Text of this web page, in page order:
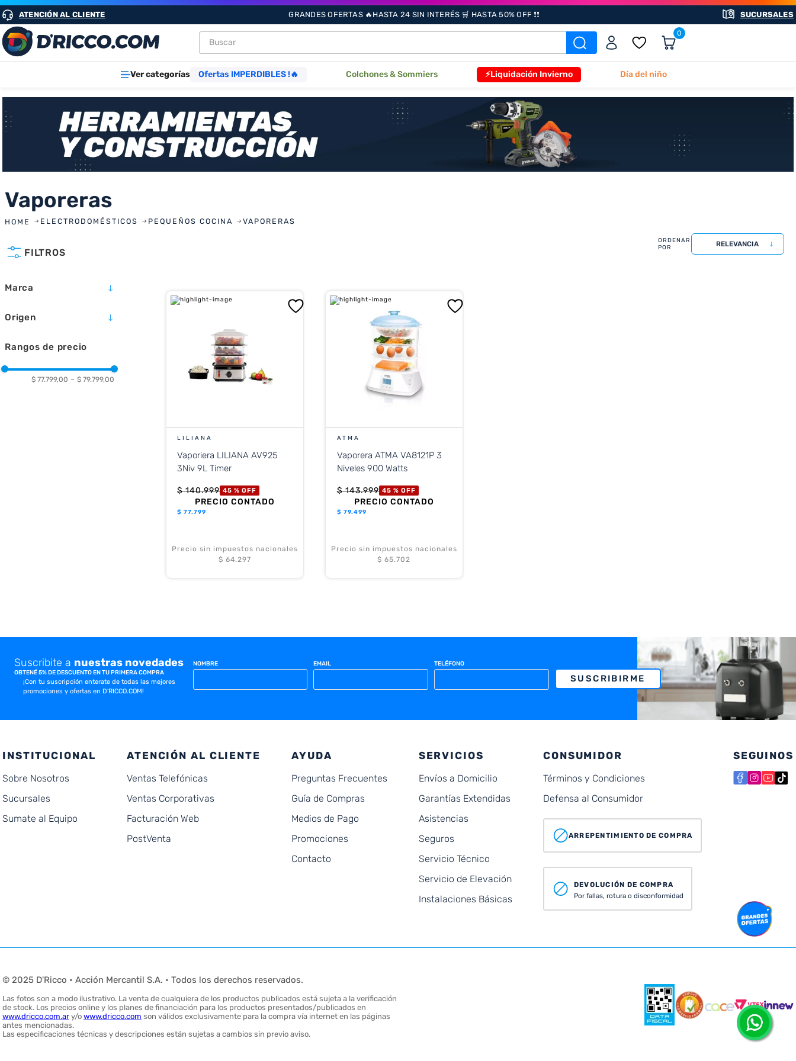
ATENCIÓN AL CLIENTE GRANDES OFERTAS 🔥HASTA 24 SIN INTERÉS 🛒 HASTA 50% OFF ❗❗ SUCURSALES
Buscar 0
Ver categorías Ofertas IMPERDIBLES !🔥 Colchones & Sommiers ⚡Liquidación Invierno Día del niño
Vaporeras
ELECTRODOMÉSTICOS PEQUEÑOS COCINA VAPORERAS
FILTROS
Marca
LILIANA
Origen
Rangos de precio
$ 77.799,00 – $ 79.799,00
RELEVANCIA
LILIANA
Vaporiera LILIANA AV925
3Niv 9L Timer
$ 140.999 45 % OFF
PRECIO CONTADO
$77.799
Precio sin impuestos nacionales
$ 64.297
ATMA
Vaporera ATMA VA8121P 3
Niveles 900 Watts
$ 143.999 45 % OFF
PRECIO CONTADO
$ 79.499
Precio sin impuestos nacionales
$ 65.702
Suscribite a nuestras novedades
OBTENÉ 5% DE DESCUENTO EN TU PRIMERA COMPRA
¡Con tu suscripción enterate de todas las mejores
promociones y ofertas en D'RICCO.COM!
NOMBRE EMAIL TELÉFONO
SUSCRIBIRME
INSTITUCIONAL
Sobre Nosotros
Sucursales
Sumate al Equipo
ATENCIÓN AL CLIENTE
Ventas Telefónicas
Ventas Corporativas
Facturación Web
PostVenta
AYUDA
Preguntas Frecuentes
Guía de Compras
Medios de Pago
Promociones
Contacto
SERVICIOS
Envíos a Domicilio
Garantías Extendidas
Asistencias
Seguros
Servicio Técnico
Servicio de Elevación
Instalaciones Básicas
CONSUMIDOR
Términos y Condiciones
Defensa al Consumidor
ARREPENTIMIENTO DE COMPRA
DEVOLUCIÓN DE COMPRA
Por fallas, rotura o disconformidad
SEGUINOS
© 2025 D'Ricco • Acción Mercantil S.A. • Todos los derechos reservados.
Las fotos son a modo ilustrativo. La venta de cualquiera de los productos publicados está sujeta a la verificación
de stock. Los precios online y los planes de financiación para los productos presentados/publicados en
www.dricco.com.ar y/o www.dricco.com son válidos exclusivamente para la compra vía internet en las páginas
antes mencionadas.
Las especificaciones técnicas y descripciones están sujetas a cambios sin previo aviso.
TÉRMINOS MÁS BUSCADOS
1. heladeras
3. lavarropas
4. cocinas
5. microondas